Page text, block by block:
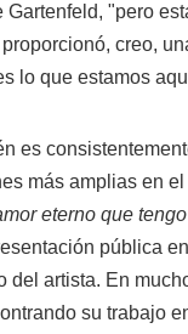
Gartenfeld, "pero
creo,
lo que estamos
es
más amplias en
eterno que
pública
del artista. En
su trabajo